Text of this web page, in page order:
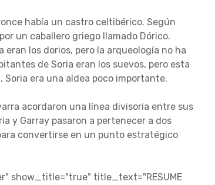
había un castro celtibérico. Según
un caballero griego llamado Dórico.
los dorios, pero la arqueología no ha
de Soria eran los suevos, pero esta
Soria era una aldea poco importante.
acordaron una línea divisoria entre sus
y Garray pasaron a pertenecer a dos
convertirse en un punto estratégico
show_title="true" title_text="RESUME